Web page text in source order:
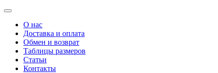
О нас
Доставка и оплата
Обмен и возврат
Таблицы размеров
Статьи
Контакты